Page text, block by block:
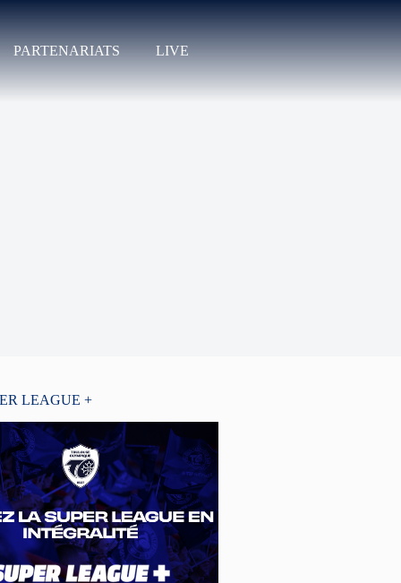
PARTENARIATS LIVE
LEAGUE +